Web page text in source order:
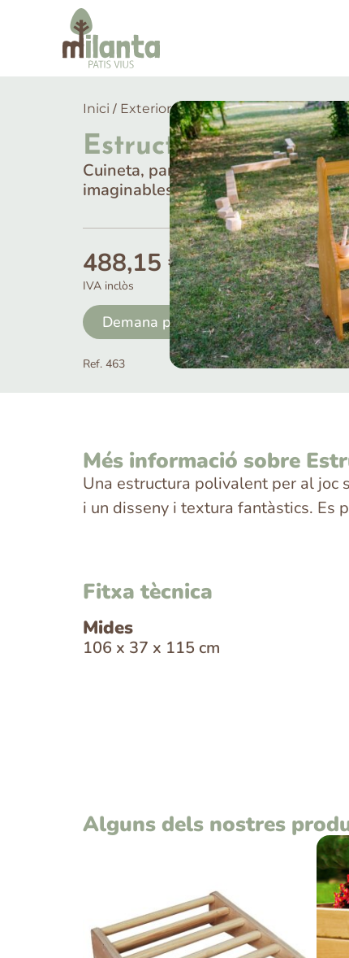
Inici / Exterior, pati i jardí/Joc simbòlic/
Estructura
Cuineta, paradeta, taller… o totes
imaginables per a espais inteiors.
488,15 €
IVA inclòs Transport
No Inclòs
Demana pressupost
Ref. 463
Més informació sobre
Una estructura polivalent per al joc
i un disseny i textura fantàstics. Es
Fitxa tècnica
Mides
106 x 37 x 115 cm
Alguns dels nostres